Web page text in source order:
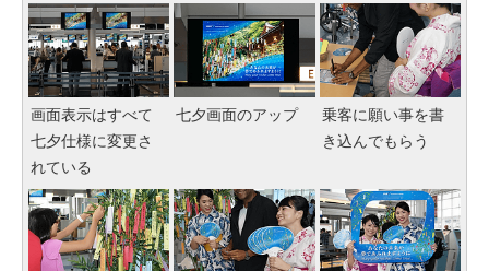
画面表示はすべて
七夕仕様に変更さ
れている
七夕画面のアップ
乗客に願い事を書
き込んでもらう